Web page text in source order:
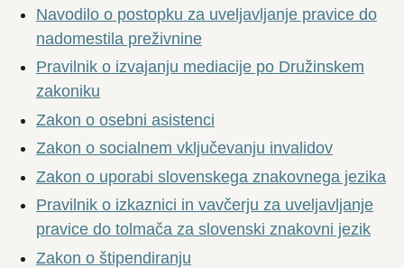
Navodilo o postopku za uveljavljanje pravice do
nadomestila preživnine
Pravilnik o izvajanju mediacije po Družinskem
zakoniku
Zakon o osebni asistenci
Zakon o socialnem vključevanju invalidov
Zakon o uporabi slovenskega znakovnega jezika
Pravilnik o izkaznici in vavčerju za uveljavljanje
pravice do tolmača za slovenski znakovni jezik
Zakon o štipendiranju